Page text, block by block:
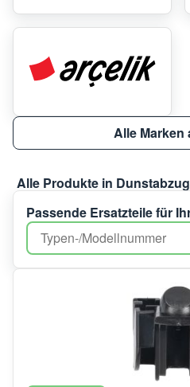
Alle Marken
Alle Produkte in
Passende Ersatzteile für